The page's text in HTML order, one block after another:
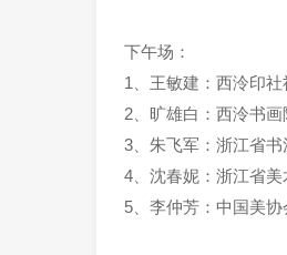
下午场：
1、 王敏建：西泠印
2、旷雄白：西泠书
3、朱飞军：浙江省
4、沈春妮：浙江省
5、李仲芳：中国美